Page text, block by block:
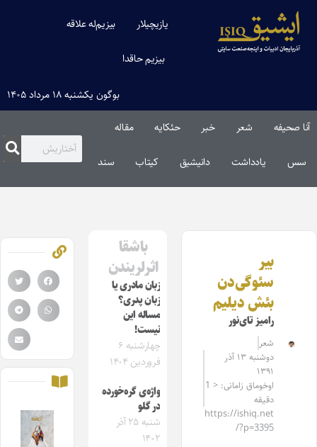
یازیچیلار بیزیم‌له علاقه
بیزیم حاقدا
بوگون یکشنبه ۱۸ مرداد ۱۴۰۵
آنا صحیفه شعر خبر حئکایه مقاله‌
سس یادداشت دانیشیق کیتاب سند
بیر
سئوگی‌دن
بئش دیلیم
رامیز تای‌نور
شعر
دوشنبه ۱۳ آذر
۱۳۹۱
اوخوماق زامانی: < 1
دقیقه
https://ishiq.net
/?p=3395
باشقا
اثرلریندن
زبان مادری ‌‌یا
زبان پدری؟
مساله این
نیست!
چهارشنبه ۶
فروردین ۱۴۰۴
واژه‌ی گره‌خورده
در گلو
شنبه ۲۵ آذر
۱۴۰۲